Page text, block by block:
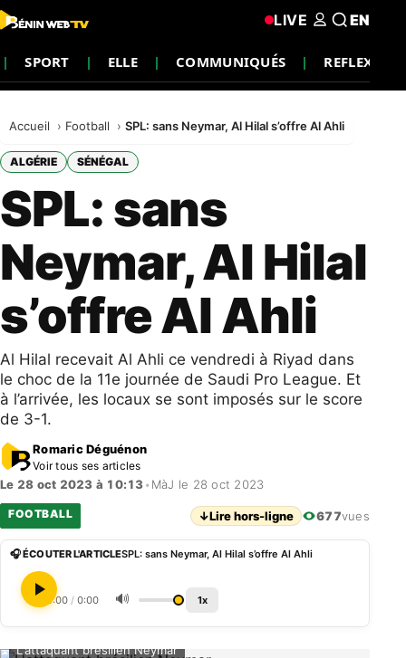
SPORT ELLE COMMUNIQUÉS REFLEXION
LIVE EN
Accueil Football SPL: sans Neymar, Al Hilal s’offre Al Ahli
ALGÉRIE SÉNÉGAL
SPL: sans
Neymar, Al Hilal
s’offre Al Ahli
Al Hilal recevait Al Ahli ce vendredi à Riyad dans
le choc de la 11e journée de Saudi Pro League. Et
à l’arrivée, les locaux se sont imposés sur le score
de 3-1.
Romaric Déguénon
Voir tous ses articles
Le 28 oct 2023 à 10:13• MàJ le 28 oct 2023
FOOTBALL ↓Lire hors-ligne 677vues
🎧 ÉCOUTER L'ARTICLESPL: sans Neymar, Al Hilal s’offre Al Ahli
0:00 / 0:00 🔊 1x
L'attaquant brésilien Neymar